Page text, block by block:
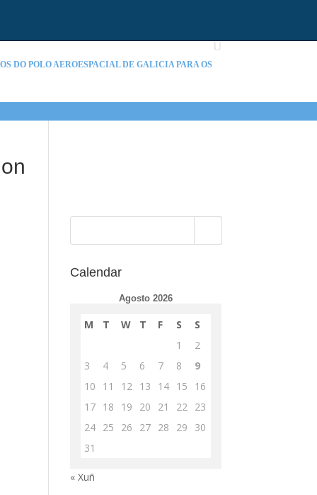
DO POLO AEROESPACIAL DE GALICIA PARA OS
Calendar
Agosto 2026
M T W T F S
S
1
2
3
4 5 6 7 8
9
10
11 12 13 14 15
16
17 18 19 20 21 22
23
24 25 26 27 28 29
30
31
« Xuñ